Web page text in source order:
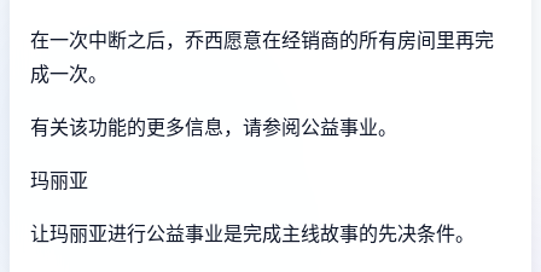
在一次中断之后，乔西愿意在经销商的所有房间里再完
成一次。
有关该功能的更多信息，请参阅公益事业。
玛丽亚
让玛丽亚进行公益事业是完成主线故事的先决条件。